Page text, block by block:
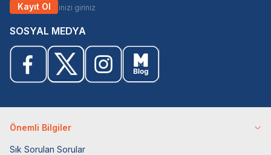
Kayıt Ol
SOSYAL MEDYA
Önemli Bilgiler
Sık Sorulan Sorular